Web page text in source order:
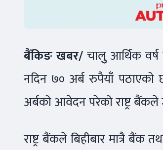
बैंकिङ खबर/चालुु आर्थिक
नदिन ७० अर्ब रुपैयाँ
अर्बको आवेदन परेको राष्ट्र
राष्ट्र बैंकले बिहीबार मात्रै बैंक